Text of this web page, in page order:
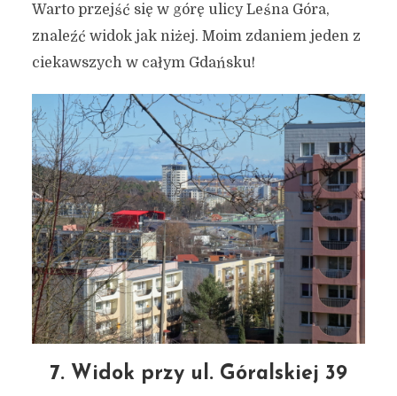
Warto przejść się w górę ulicy Leśna Góra,
znaleźć widok jak niżej. Moim zdaniem jeden z
ciekawszych w całym Gdańsku!
7. Widok przy ul. Góralskiej 39